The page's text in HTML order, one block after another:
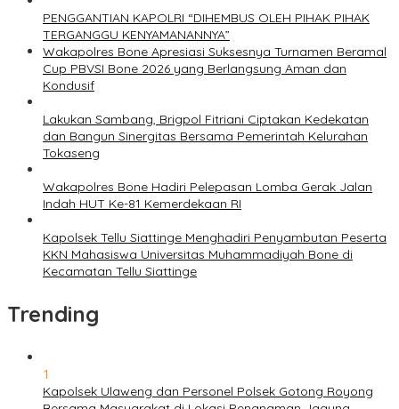
PENGGANTIAN KAPOLRI “DIHEMBUS OLEH PIHAK PIHAK
TERGANGGU KENYAMANANNYA”
Wakapolres Bone Apresiasi Suksesnya Turnamen Beramal
Cup PBVSI Bone 2026 yang Berlangsung Aman dan
Kondusif
Lakukan Sambang, Brigpol Fitriani Ciptakan Kedekatan
dan Bangun Sinergitas Bersama Pemerintah Kelurahan
Tokaseng
Wakapolres Bone Hadiri Pelepasan Lomba Gerak Jalan
Indah HUT Ke-81 Kemerdekaan RI
Kapolsek Tellu Siattinge Menghadiri Penyambutan Peserta
KKN Mahasiswa Universitas Muhammadiyah Bone di
Kecamatan Tellu Siattinge
Trending
1
Kapolsek Ulaweng dan Personel Polsek Gotong Royong